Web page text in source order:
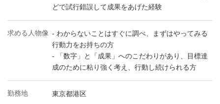
どで試行錯誤して成果をあげた経験
求める人物像 - わからないことはすぐに調べ、まずはやってみる
行動力をお持ちの方
- 「数字」と「成果」へのこだわりがあり、目標達
成のために粘り強く考え、行動し続けられる方
勤務地 東京都港区